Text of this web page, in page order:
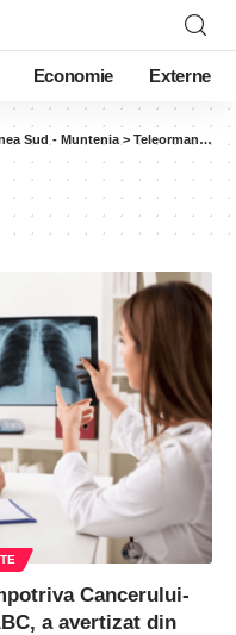
Economie Externe
Sud - Muntenia > Teleorman>
Cancerului-
a avertizat din